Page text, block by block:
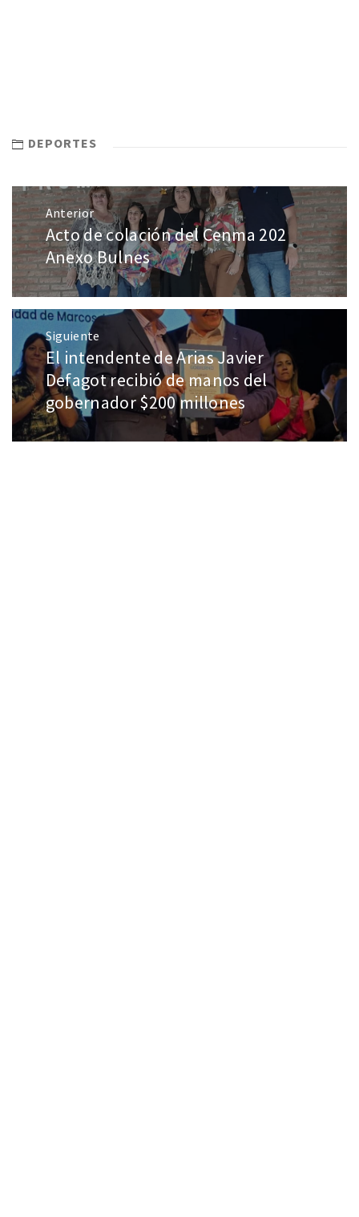
DEPORTES
Anterior
Acto de colación del Cenma 202
Anexo Bulnes
Siguiente
El intendente de Arias Javier
Defagot recibió de manos del
gobernador $200 millones